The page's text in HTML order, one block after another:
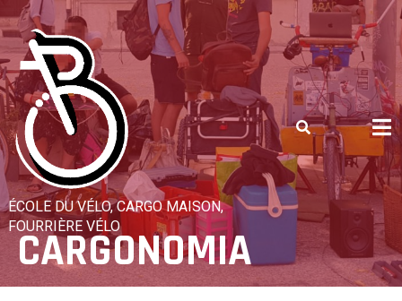
Skip
to
content
ÉCOLE DU VÉLO, CARGO MAISON,
FOURRIÈRE VÉLO
CARGONOMIA